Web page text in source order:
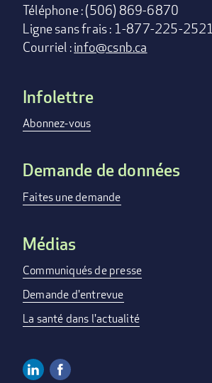
Téléphone : (506) 869-6870
Ligne sans frais : 1-877-225-2521
Courriel :info@csnb.ca
Footer
menu
Infolettre
Abonnez-vous
Demande de données
Faites une demande
Médias
Communiqués de presse
Demande d'entrevue
La santé dans l'actualité
Linkedin